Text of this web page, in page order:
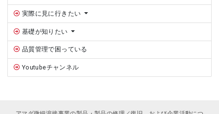
実際に見に行きたい
基礎が知りたい
品質管理で困っている
Youtubeチャンネル